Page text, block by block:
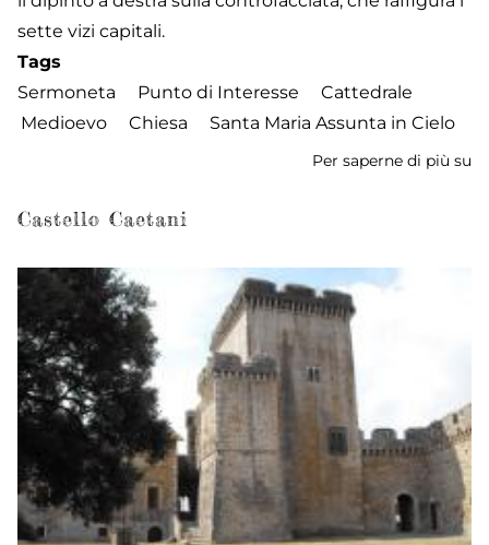
sette vizi capitali.
Tags
Sermoneta
Punto di Interesse
Cattedrale
Medioevo
Chiesa Santa Maria Assunta in Cielo
Per saperne di più su
Castello Caetani